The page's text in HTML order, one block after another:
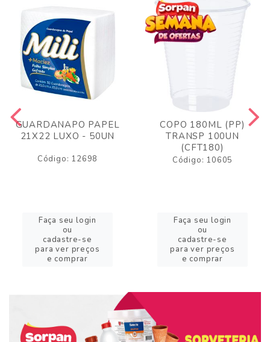
GUARDANAPO PAPEL
21X22 LUXO - 50UN
Código: 12698
Faça seu login
ou
cadastre-se
para ver preços
e comprar
COPO 180ML (PP)
TRANSP 100UN
(CFT180)
Código: 10605
Faça seu login
ou
cadastre-se
para ver preços
e comprar